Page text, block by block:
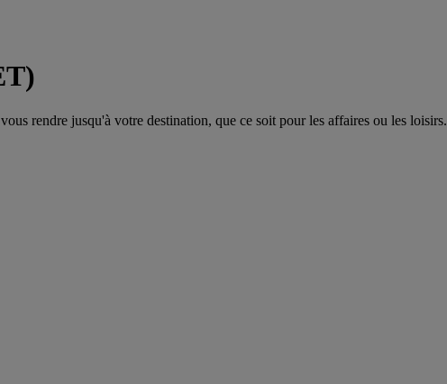
rendre jusqu'à votre destination, que ce soit pour les affaires ou les loisirs.